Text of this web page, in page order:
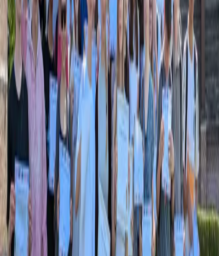
Classic
1 avril
CM1 → 1ère professionnelle
Une séance de 45 minutes, en classe
Un diplôme et un souvenir pour chaque élève
Découvrir le concours
🎓 Toute l'année
L'Academy
La plateforme pour vos cours, toute l'année : vos élèves pratiquent,
l'Academy corrige et suit.
Vidéos, podcasts, jeux et exercices
Séances prêtes à projeter ou imprimer
30 jours d'essai offerts
Découvrir l'Academy
Une journée Big Challenge,
vue de l'intérieur.